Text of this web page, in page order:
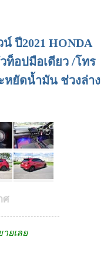
ปี2021 HONDA
ท็อปมือเดียว /โทร
ะหยัดน้ำมัน ช่วงล่าง
ศ
ยเลย